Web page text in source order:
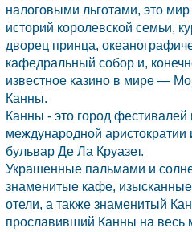
налоговыми льготами, это
историй королевской семьи,
дворец принца,
кафедральный собор и,
известное казино в мире —
Канны.
Канны - это город
международной
бульвар Де Ла Круазет.
Украшенные пальмами и
знаменитые кафе,
отели, а также знаменитый
прославивший Канны на весь